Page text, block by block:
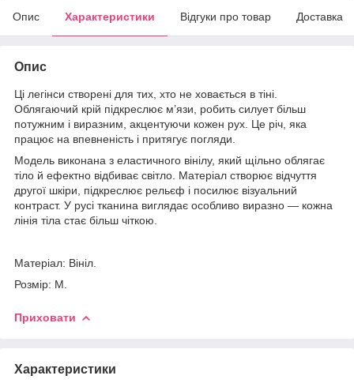
Опис Характеристики Відгуки про товар Доставка
Опис
Ці легінси створені для тих, хто не ховається в тіні.
Облягаючий крій підкреслює м’язи, робить силует більш
потужним і виразним, акцентуючи кожен рух. Це річ, яка
працює на впевненість і притягує погляди.
Модель виконана з еластичного вінілу, який щільно облягає
тіло й ефектно відбиває світло. Матеріал створює відчуття
другої шкіри, підкреслює рельєф і посилює візуальний
контраст. У русі тканина виглядає особливо виразно — кожна
лінія тіла стає більш чіткою.
Матеріал: Вініл.
Розмір: M.
Приховати
Характеристики